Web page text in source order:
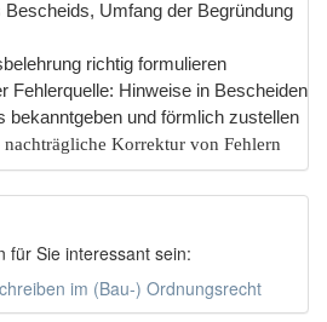
Bescheids, Umfang der Begründung
richtig formulieren
Fehlerquelle: Hinweise in Bescheiden
bekanntgeben und förmlich zustellen
Korrektur von Fehlern
für Sie interessant sein:
im (Bau-) Ordnungsrecht